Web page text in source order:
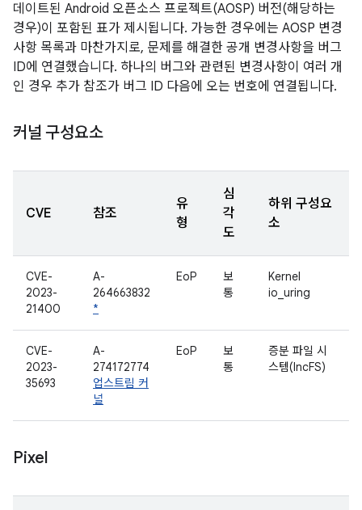
데이트된 Android 오픈소스 프로젝트(AOSP) 버전(해당하는
경우)이 포함된 표가 제시됩니다. 가능한 경우에는 AOSP 변경
사항 목록과 마찬가지로, 문제를 해결한 공개 변경사항을 버그
ID에 연결했습니다. 하나의 버그와 관련된 변경사항이 여러 개
인 경우 추가 참조가 버그 ID 다음에 오는 번호에 연결됩니다.
커널 구성요소
CVE 참조
유
형
심
각
도
하위 구성요
소
CVE-
2023-
21400
A-
264663832
*
EoP
보
통
Kernel
io_uring
CVE-
2023-
35693
A-
274172774
업스트림 커
널
EoP
보
통
증분 파일 시
스템(IncFS)
Pixel